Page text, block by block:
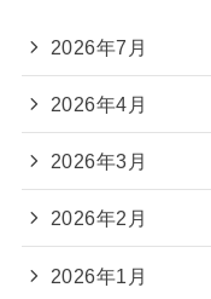
2026年7月
2026年4月
2026年3月
2026年2月
2026年1月